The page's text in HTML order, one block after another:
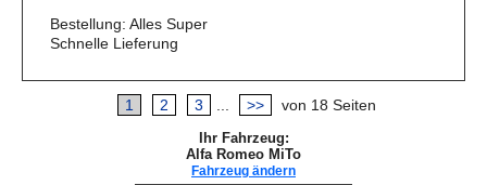
Bestellung: Alles Super
Schnelle Lieferung
1 2 3 >> von 18 Seiten
Ihr Fahrzeug:
Alfa Romeo MiTo
Fahrzeug ändern